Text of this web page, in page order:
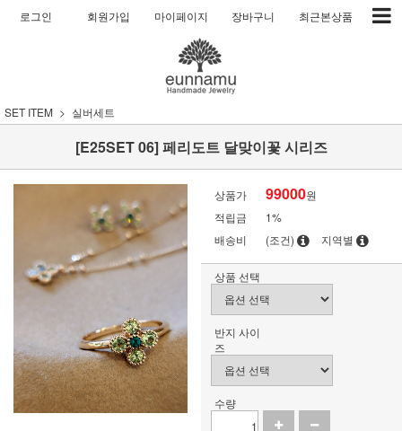
로그인 회원가입 마이페이지 장바구니 최근본상품
SET ITEM 실버세트
[E25SET 06] 페리도트 달맞이꽃 시리즈
상품가 99000원
적립금
1%
배송비
(조건) 지역별
상품 선택
반지 사이
즈
수량